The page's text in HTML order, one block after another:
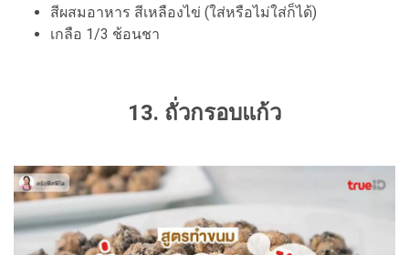
สีผสมอาหาร สีเหลืองไข่ (ใส่หรือไม่ใส่ก็ได้)
เกลือ 1/3 ช้อนชา
13. ถั่วกรอบแก้ว